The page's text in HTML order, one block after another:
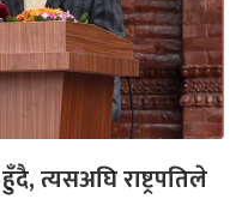
त्यसअघि राष्ट्रपतिले